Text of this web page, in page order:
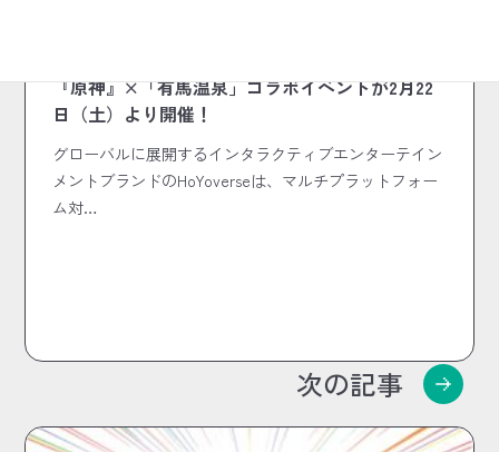
『原神』×「有馬温泉」コラボイベントが2月22
日（土）より開催！
グローバルに展開するインタラクティブエンターテイン
メントブランドのHoYoverseは、マルチプラットフォー
ム対…
次の記事